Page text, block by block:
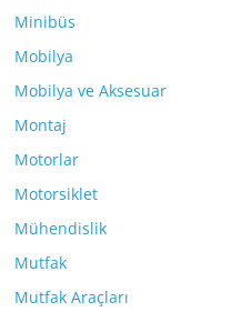
Minibüs
Mobilya
Mobilya ve Aksesuar
Montaj
Motorlar
Motorsiklet
Mühendislik
Mutfak
Mutfak Araçları